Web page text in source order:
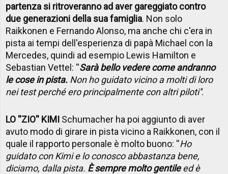
partenza si ritroveranno ad aver gareggiato contro
due generazioni della sua famiglia. Non solo
Raikkonen e Fernando Alonso, ma anche chi c'era in
pista ai tempi dell'esperienza di papà Michael con la
Mercedes, quindi ad esempio Lewis Hamilton e
Sebastian Vettel: ''Sarà bello vedere come andranno
le cose in pista. Non ho guidato vicino a molti di loro
nei test perché ero principalmente con altri piloti''.
LO ''ZIO'' KIMI Schumacher ha poi aggiunto di aver
avuto modo di girare in pista vicino a Raikkonen, con il
quale il rapporto personale è molto buono: ''Ho
guidato con Kimi e lo conosco abbastanza bene,
diciamo, dalla pista. È sempre molto gentileed è